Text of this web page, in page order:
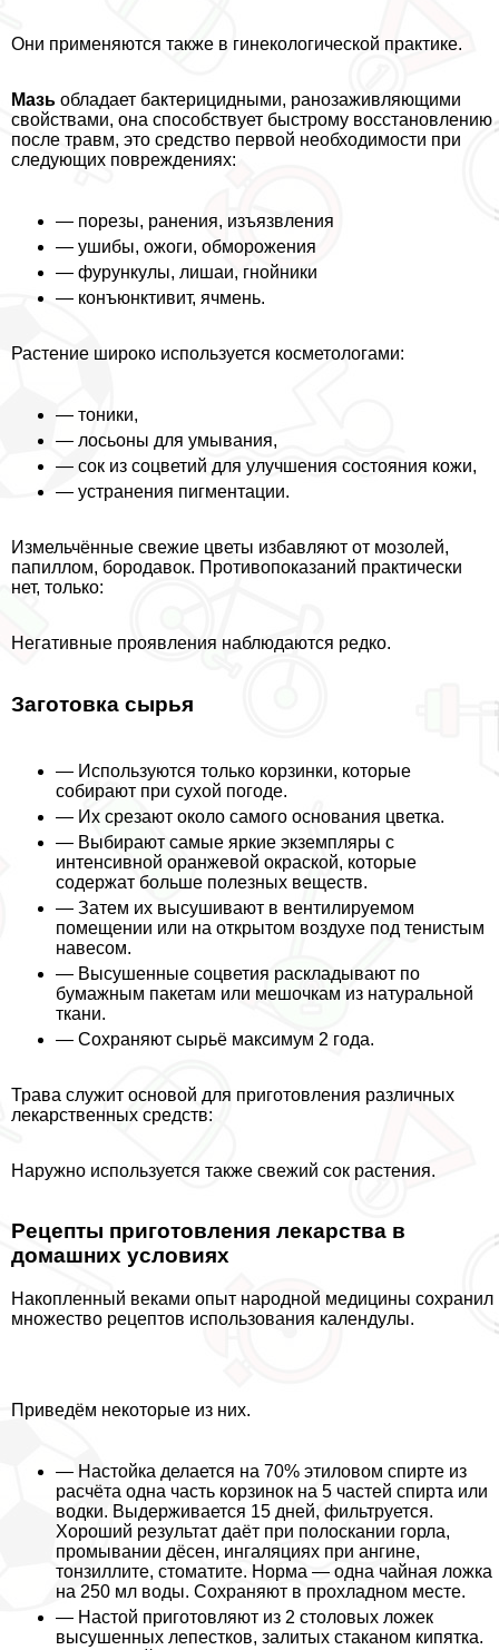
Они применяются также в гинекологической пpaктике.
Мазь обладает бактерицидными, ранозаживляющими
свойствами, она способствует быстрому восстановлению
после травм, это средство первой необходимости при
следующих повреждениях:
— порезы, ранения, изъязвления
— ушибы, ожоги, обморожения
— фурункулы, лишаи, гнойники
— конъюнктивит, ячмень.
Растение широко используется косметологами:
— тоники,
— лосьоны для умывания,
— сок из соцветий для улучшения состояния кожи,
— устранения пигментации.
Измельчённые свежие цветы избавляют от мозолей,
папиллом, бородавок. Противопоказаний пpaктически
нет, только:
Негативные проявления наблюдаются редко.
Заготовка сырья
— Используются только корзинки, которые
собирают при сухой погоде.
— Их срезают около самого основания цветка.
— Выбирают самые яркие экземпляры с
интенсивной оранжевой окраской, которые
содержат больше полезных веществ.
— Затем их высушивают в вентилируемом
помещении или на открытом воздухе под тенистым
навесом.
— Высушенные соцветия раскладывают по
бумажным пакетам или мешочкам из натуральной
ткани.
— Сохраняют сырьё максимум 2 года.
Трава служит основой для приготовления различных
лекарственных средств:
Наружно используется также свежий сок растения.
Рецепты приготовления лекарства в
домашних условиях
Накопленный веками опыт народной медицины сохранил
множество рецептов использования календулы.
Приведём некоторые из них.
— Настойка делается на 70% этиловом спирте из
расчёта одна часть корзинок на 5 частей спирта или
водки. Выдерживается 15 дней, фильтруется.
Хороший результат даёт при полоскании горла,
промывании дёсен, ингаляциях при ангине,
тонзиллите, стоматите. Норма — одна чайная ложка
на 250 мл воды. Сохраняют в прохладном месте.
— Настой приготовляют из 2 столовых ложек
высушенных лепестков, залитых стаканом кипятка.